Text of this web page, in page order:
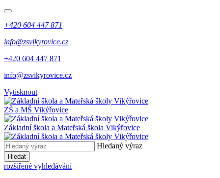
+420 604 447 871
info@zsvikyrovice.cz
+420 604 447 871
info@zsvikyrovice.cz
Vytisknout
ZŠ a MŠ Vikýřovice
Základní škola a Mateřská škola Vikýřovice
Hledaný výraz
Hledat
rozšířené vyhledávání